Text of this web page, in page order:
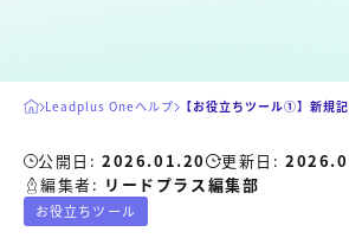
マーケティングコンサルティング
コンテンツ制作
マーケティング基盤
サイトアクセス解析ダッシュ
ボード
Leadplus Oneヘルプ 【お役立ちツール①】新規
お役立ちツール
公開日: 2026.01.20 更新日:
編集者: リードプラス編集部